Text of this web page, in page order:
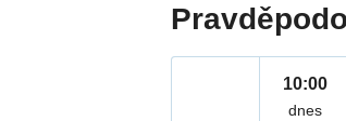
10:00
dnes